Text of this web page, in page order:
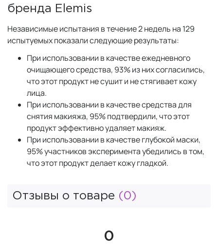
бренда Elemis
Независимые испытания в течение 2 недель на 129
испытуемых показали следующие результаты:
При использовании в качестве ежедневного
очищающего средства, 93% из них согласились,
что этот продукт не сушит и не стягивает кожу
лица.
При использовании в качестве средства для
снятия макияжа, 95% подтвердили, что этот
продукт эффективно удаляет макияж.
При использовании в качестве глубокой маски,
95% участников эксперимента убедились в том,
что этот продукт делает кожу гладкой.
Отзывы о товаре (0)
0